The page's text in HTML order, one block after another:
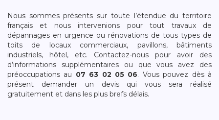
Nous sommes présents sur toute l’étendue du territoire
français et nous intervenions pour tout travaux de
dépannages en urgence ou rénovations de tous types de
toits de locaux commerciaux, pavillons, bâtiments
industriels, hôtel, etc. Contactez-nous pour avoir des
d’informations supplémentaires ou que vous avez des
préoccupations au 07 63 02 05 06. Vous pouvez dès à
présent demander un devis qui vous sera réalisé
gratuitement et dans les plus brefs délais.